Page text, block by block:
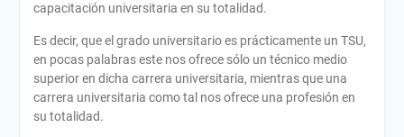
capacitación universitaria en su totalidad.
Es decir, que el grado universitario es prácticamente un TSU,
en pocas palabras este nos ofrece sólo un técnico medio
superior en dicha carrera universitaria, mientras que una
carrera universitaria como tal nos ofrece una profesión en
su totalidad.